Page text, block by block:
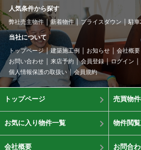
人気条件から探す
弊社売主物件 新着物件 プライスダウン 駐
当社について
トップページ 建築施工例 お知らせ 会社概要
お問い合わせ
来店予約 会員登録 ログイン
個人情報保護の取扱い
会員規約
トップページ 売買物
お気に入り物件一覧 物件閲
会社概要 お問合